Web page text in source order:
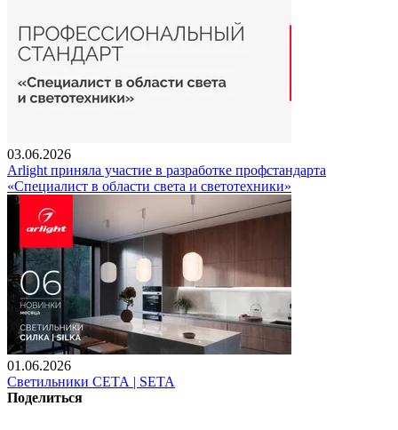
03.06.2026
Arlight приняла участие в разработке профстандарта
«Специалист в области света и светотехники»
01.06.2026
Светильники СЕТА | SETA
Поделиться